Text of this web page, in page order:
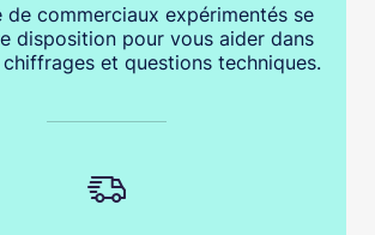
de commerciaux expérimentés se
disposition pour vous aider dans
et questions techniques.